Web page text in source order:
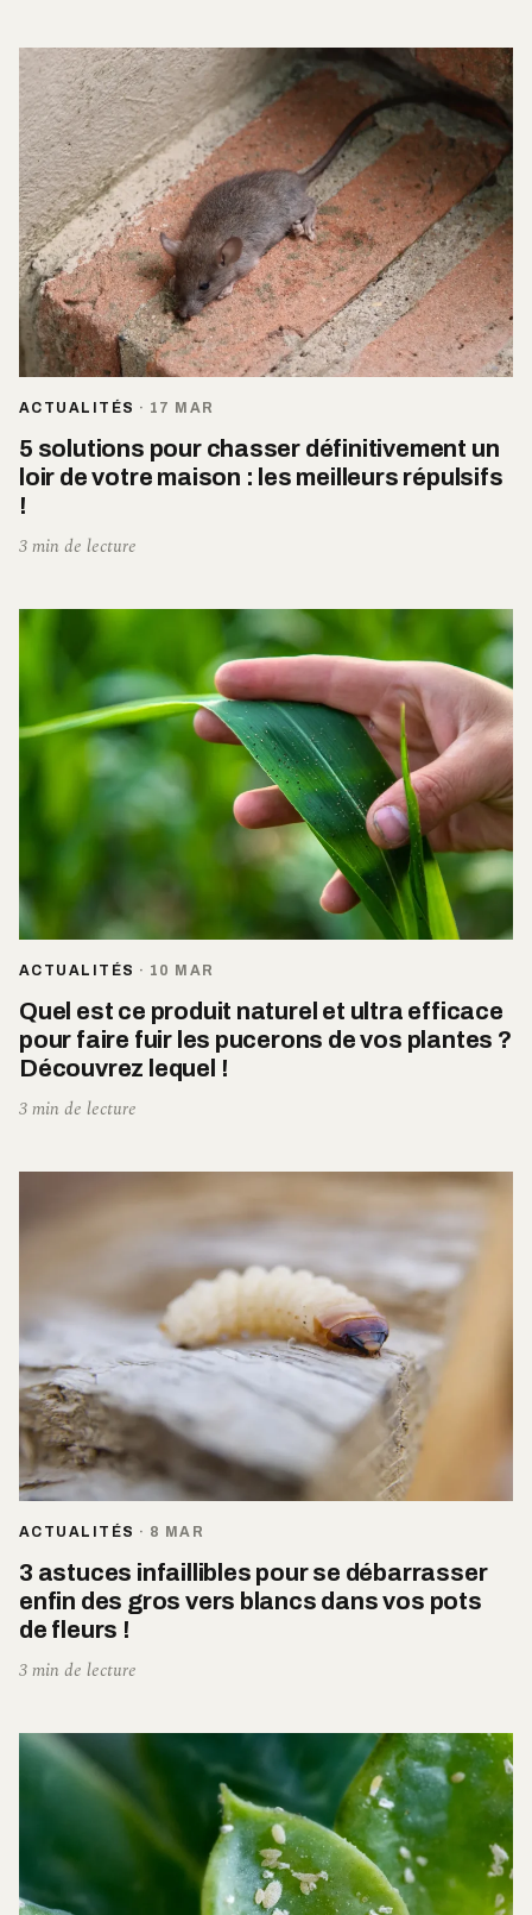
ACTUALITÉS · 17 MAR
5 solutions pour chasser définitivement un
loir de votre maison : les meilleurs répulsifs
!
3 min de lecture
ACTUALITÉS · 10 MAR
Quel est ce produit naturel et ultra efficace
pour faire fuir les pucerons de vos plantes ?
Découvrez lequel !
3 min de lecture
ACTUALITÉS · 8 MAR
3 astuces infaillibles pour se débarrasser
enfin des gros vers blancs dans vos pots
de fleurs !
3 min de lecture